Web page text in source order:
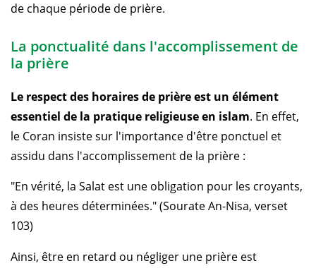
de chaque période de prière.
La ponctualité dans l'accomplissement de
la prière
Le respect des horaires de prière est un élément
essentiel de la pratique religieuse en islam. En effet,
le Coran insiste sur l'importance d'être ponctuel et
assidu dans l'accomplissement de la prière :
"En vérité, la Salat est une obligation pour les croyants,
à des heures déterminées." (Sourate An-Nisa, verset
103)
Ainsi, être en retard ou négliger une prière est